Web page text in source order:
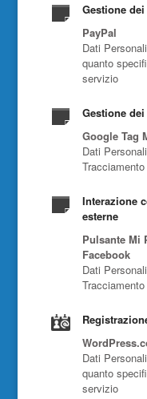
Gestione
PayPal
Dati
quanto
servizio
Gestione dei
Google Tag
Dati
Tracciamento
Interazione
esterne
Pulsante Mi
Facebook
Dati
Tracciamento
Dati
quanto
servizio